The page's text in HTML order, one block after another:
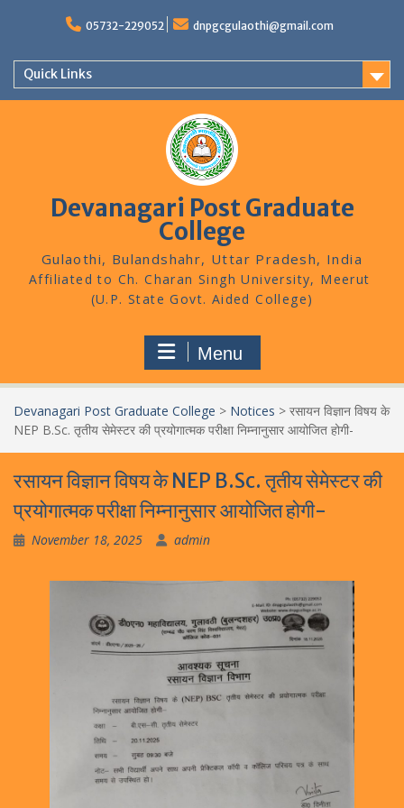
05732-229052 dnpgcgulaothi@gmail.com
Quick Links
Devanagari Post Graduate
College
Gulaothi, Bulandshahr, Uttar Pradesh, India
Menu
Devanagari Post Graduate College > Notices > रसायन विज्ञान विषय के
NEP B.Sc. तृतीय सेमेस्टर की प्रयोगात्मक परीक्षा निम्नानुसार आयोजित होगी-
रसायन विज्ञान विषय के NEP B.Sc. तृतीय सेमेस्टर की
प्रयोगात्मक परीक्षा निम्नानुसार आयोजित होगी-
November 18, 2025 admin